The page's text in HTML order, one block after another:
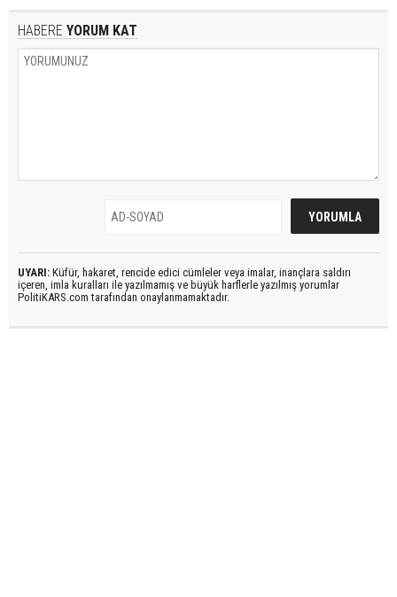
HABERE YORUM KAT
UYARI: Küfür, hakaret, rencide edici cümleler veya imalar, inançlara saldırı
içeren, imla kuralları ile yazılmamış ve büyük harflerle yazılmış yorumlar
PolitiKARS.com tarafından onaylanmamaktadır.